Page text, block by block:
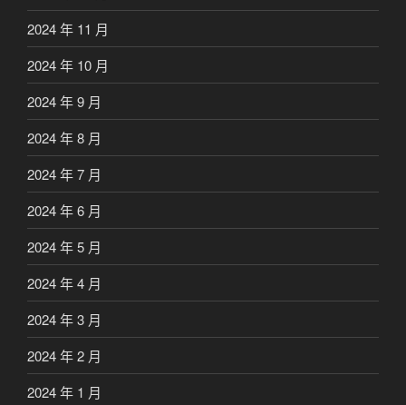
2024 年 11 月
2024 年 10 月
2024 年 9 月
2024 年 8 月
2024 年 7 月
2024 年 6 月
2024 年 5 月
2024 年 4 月
2024 年 3 月
2024 年 2 月
2024 年 1 月